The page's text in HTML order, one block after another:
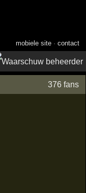
mobiele site ·contact
376 fans